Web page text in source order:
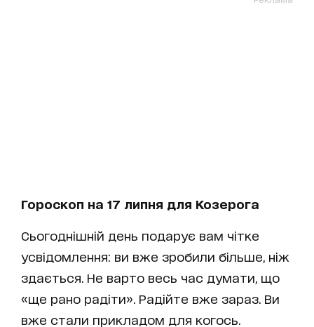
Гороскоп на 17 липня для Козерога
Сьогоднішній день подарує вам чітке
усвідомлення: ви вже зробили більше, ніж
здається. Не варто весь час думати, що
«ще рано радіти». Радійте вже зараз. Ви
вже стали прикладом для когось.